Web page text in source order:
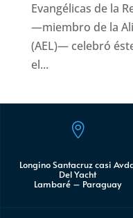
Evangélicas de la
—miembro de la
(AEL)— celebró
el...

Longino Santacruz casi
Del Yacht
Lambaré – Paraguay